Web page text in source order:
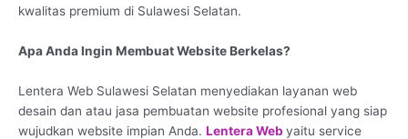
kwalitas premium di Sulawesi Selatan.
Apa Anda Ingin Membuat Website Berkelas?
Lentera Web Sulawesi Selatan menyediakan layanan web
desain dan atau jasa pembuatan website profesional yang siap
wujudkan website impian Anda. Lentera Web yaitu service